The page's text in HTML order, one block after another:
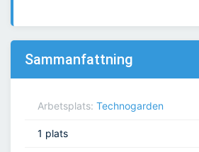
Sammanfattning
Arbetsplats: Technogarden
1 plats